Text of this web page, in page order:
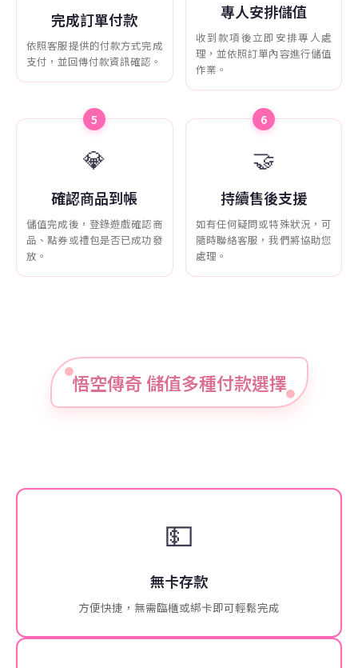
完成訂單付款
依照客服提供的付款方式完成
支付，並回傳付款資訊確認。
專人安排儲值
收到款項後立即安排專人處
理，並依照訂單內容進行儲值
作業。
5
💎
確認商品到帳
儲值完成後，登錄遊戲確認商
品、點券或禮包是否已成功發
放。
6
🤝
持續售後支援
如有任何疑問或特殊狀況，可
隨時聯絡客服，我們將協助您
處理。
悟空傳奇 儲值多種付款選擇
💵
無卡存款
方便快捷，無需臨櫃或綁卡即可輕鬆完成